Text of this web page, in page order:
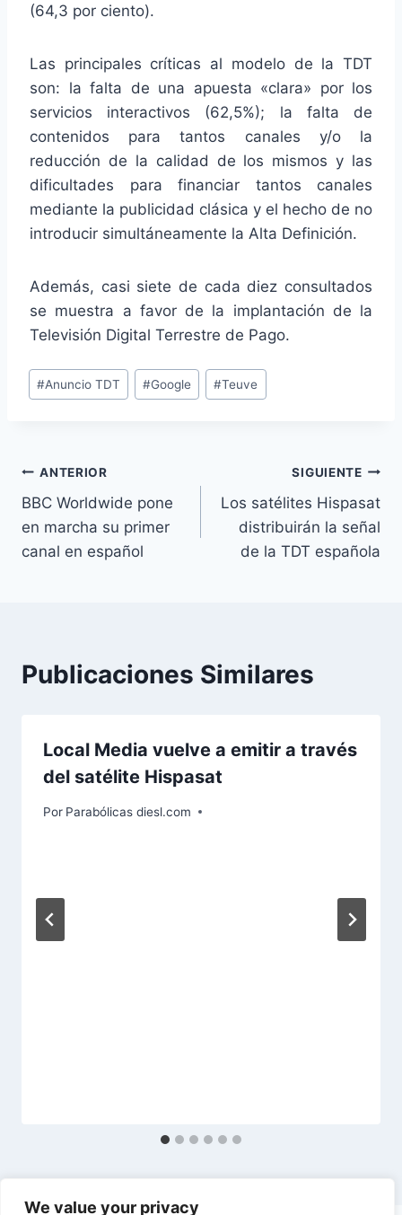
We value your privacy
(64,3 por ciento).
Las principales críticas al modelo de la TDT
son: la falta de una apuesta «clara» por los
servicios interactivos (62,5%); la falta de
contenidos para tantos canales y/o la
reducción de la calidad de los mismos y las
dificultades para financiar tantos canales
mediante la publicidad clásica y el hecho de no
introducir simultáneamente la Alta Definición.
Además, casi siete de cada diez consultados
se muestra a favor de la implantación de la
Televisión Digital Terrestre de Pago.
Etiquetas
de
#Anuncio TDT #Google #Teuve
Navegación
de
entradas
ANTERIOR
BBC Worldwide pone
en marcha su primer
canal en español
SIGUIENTE
Los satélites Hispasat
distribuirán la señal
de la TDT española
Publicaciones Similares
Local Media vuelve a emitir a través
del satélite Hispasat
Por Parabólicas diesl.com